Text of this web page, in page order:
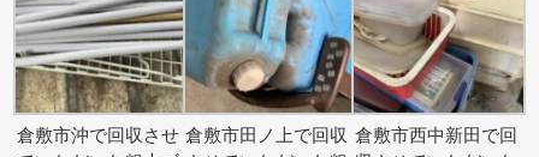
倉敷市沖で回収させ 倉敷市田ノ上で回収 倉敷市西中新田で回